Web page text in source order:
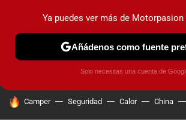
PRUEBAS COCHES ELÉCTRICOS
HOY SE HABLA DE
Camper Seguridad Calor China
Ya puedes ver más de Motorpasion
Añádenos como fuente
Solo necesitas una cuenta de